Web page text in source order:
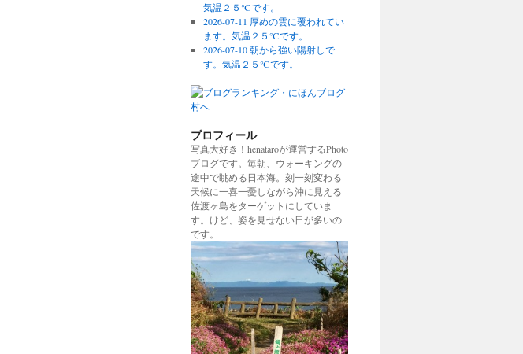
気温２５℃です。
2026-07-11 厚めの雲に覆われてい
ます。気温２５℃です。
2026-07-10 朝から強い陽射しで
す。気温２５℃です。
プロフィール
写真大好き！henataroが運営するPhoto
ブログです。毎朝、ウォーキングの
途中で眺める日本海。刻一刻変わる
天候に一喜一憂しながら沖に見える
佐渡ヶ島をターゲットにしていま
す。けど、姿を見せない日が多いの
です。